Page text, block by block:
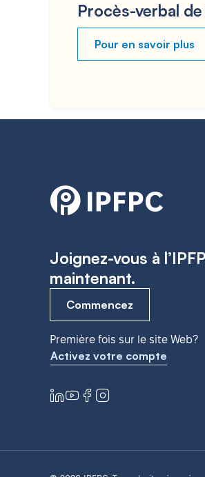
Procès-verbal
Pour en savoir plus
Joignez-vous à
maintenant.
Commencez
Première fois sur le site Web?
Activez votre compte